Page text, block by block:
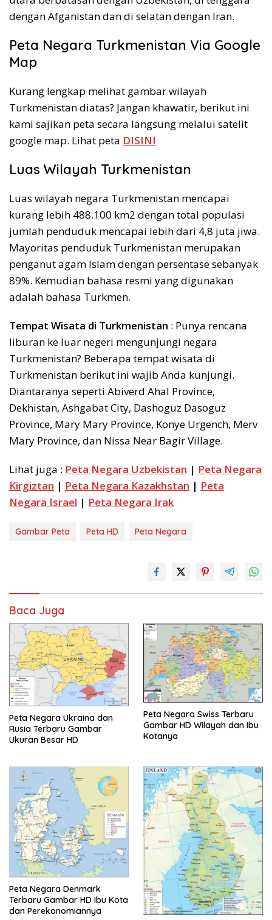
dengan Afganistan dan di selatan dengan Iran.
Peta Negara Turkmenistan Via Google
Map
Kurang lengkap melihat gambar wilayah
Turkmenistan diatas? Jangan khawatir, berikut ini
kami sajikan peta secara langsung melalui satelit
google map. Lihat peta DISINI
Luas Wilayah Turkmenistan
Luas wilayah negara Turkmenistan mencapai
kurang lebih 488.100 km2 dengan total populasi
jumlah penduduk mencapai lebih dari 4,8 juta jiwa.
Mayoritas penduduk Turkmenistan merupakan
penganut agam Islam dengan persentase sebanyak
89%. Kemudian bahasa resmi yang digunakan
adalah bahasa Turkmen.
Tempat Wisata di Turkmenistan : Punya rencana
liburan ke luar negeri mengunjungi negara
Turkmenistan? Beberapa tempat wisata di
Turkmenistan berikut ini wajib Anda kunjungi.
Diantaranya seperti Abiverd Ahal Province,
Dekhistan, Ashgabat City, Dashoguz Dasoguz
Province, Mary Mary Province, Konye Urgench, Merv
Mary Province, dan Nissa Near Bagir Village.
Lihat juga : Peta Negara Uzbekistan | Peta Negara
Kirgiztan | Peta Negara Kazakhstan | Peta
Negara Israel | Peta Negara Irak
Gambar Peta Peta HD Peta Negara
Baca Juga
Peta Negara Ukraina dan
Rusia Terbaru Gambar
Ukuran Besar HD
Peta Negara Swiss Terbaru
Gambar HD Wilayah dan Ibu
Kotanya
Peta Negara Denmark
Terbaru Gambar HD Ibu Kota
dan Perekonomiannya